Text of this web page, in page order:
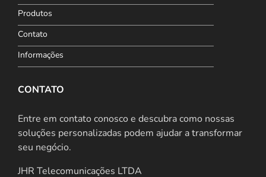
Produtos
Contato
Informações
CONTATO
Entre em contato conosco e descubra como nossas
soluções personalizadas podem ajudar a transformar
seu negócio.
JHR Telecomunicações LTDA